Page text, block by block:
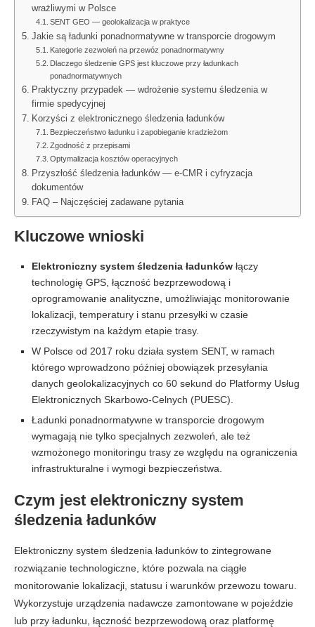
wrażliwymi w Polsce
SENT GEO — geolokalizacja w praktyce
Jakie są ładunki ponadnormatywne w transporcie drogowym
Kategorie zezwoleń na przewóz ponadnormatywny
Dlaczego śledzenie GPS jest kluczowe przy ładunkach
ponadnormatywnych
Praktyczny przypadek — wdrożenie systemu śledzenia w
firmie spedycyjnej
Korzyści z elektronicznego śledzenia ładunków
Bezpieczeństwo ładunku i zapobieganie kradzieżom
Zgodność z przepisami
Optymalizacja kosztów operacyjnych
Przyszłość śledzenia ładunków — e-CMR i cyfryzacja
dokumentów
FAQ – Najczęściej zadawane pytania
Kluczowe wnioski
Elektroniczny system śledzenia ładunków łączy
technologię GPS, łączność bezprzewodową i
oprogramowanie analityczne, umożliwiając monitorowanie
lokalizacji, temperatury i stanu przesyłki w czasie
rzeczywistym na każdym etapie trasy.
W Polsce od 2017 roku działa system SENT, w ramach
którego wprowadzono później obowiązek przesyłania
danych geolokalizacyjnych co 60 sekund do Platformy Usług
Elektronicznych Skarbowo-Celnych (PUESC).
Ładunki ponadnormatywne w transporcie drogowym
wymagają nie tylko specjalnych zezwoleń, ale też
wzmożonego monitoringu trasy ze względu na ograniczenia
infrastrukturalne i wymogi bezpieczeństwa.
Czym jest elektroniczny system
śledzenia ładunków
Elektroniczny system śledzenia ładunków to zintegrowane
rozwiązanie technologiczne, które pozwala na ciągłe
monitorowanie lokalizacji, statusu i warunków przewozu towaru.
Wykorzystuje urządzenia nadawcze zamontowane w pojeździe
lub przy ładunku, łączność bezprzewodową oraz platformę